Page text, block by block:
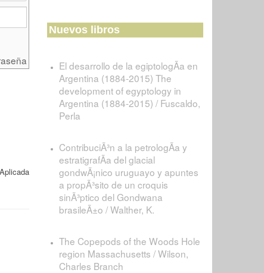
Nuevos libros
El desarrollo de la egiptologÃ­a en
Argentina (1884-2015) The
development of egyptology in
Argentina (1884-2015) / Fuscaldo,
Perla
ContribuciÃ³n a la petrologÃ­a y
estratigrafÃ­a del glacial
gondwÃ¡nico uruguayo y apuntes
a propÃ³sito de un croquis
sinÃ³ptico del Gondwana
brasileÃ±o / Walther, K.
The Copepods of the Woods Hole
region Massachusetts / Wilson,
Charles Branch